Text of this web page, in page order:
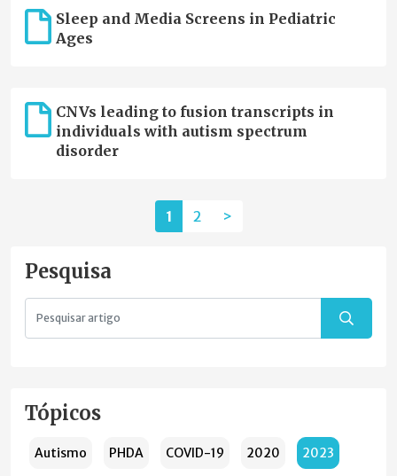
Sleep and Media Screens in Pediatric
Ages
CNVs leading to fusion transcripts in
individuals with autism spectrum
disorder
1 2 >
Pesquisa
Tópicos
Autismo PHDA COVID-19 2020 2023